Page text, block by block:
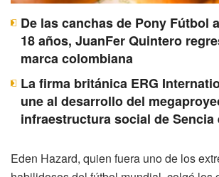
De las canchas de Pony Fútbol
18 años, JuanFer Quintero
marca colombiana
La firma británica ERG
une al desarrollo del
infraestructura social de Sencia
Eden Hazard, quien fuera uno de los